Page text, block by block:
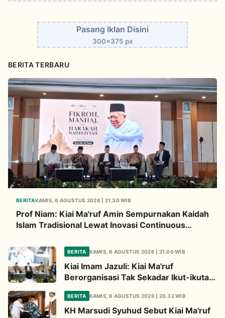
Pasang Iklan Disini
300x375 px
BERITA TERBARU
BERITAKAMIS, 6 AGUSTUS 2026 | 21.30 WIB
Prof Niam: Kiai Ma'ruf Amin Sempurnakan Kaidah
Islam Tradisional Lewat Inovasi Continuous
BERITA KAMIS, 6 AGUSTUS 2026 | 21.00 WIB
Kiai Imam Jazuli: Kiai Ma'ruf
Berorganisasi Tak Sekadar Ikut-ikutan,
BERITA KAMIS, 6 AGUSTUS 2026 | 20.32 WIB
KH Marsudi Syuhud Sebut Kiai Ma'ruf